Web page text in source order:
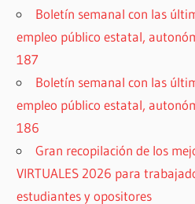
Boletín semanal con las
empleo público estatal,
187
Boletín semanal con las
empleo público estatal,
186
Gran recopilación de los
VIRTUALES 2026 para
estudiantes y opositores